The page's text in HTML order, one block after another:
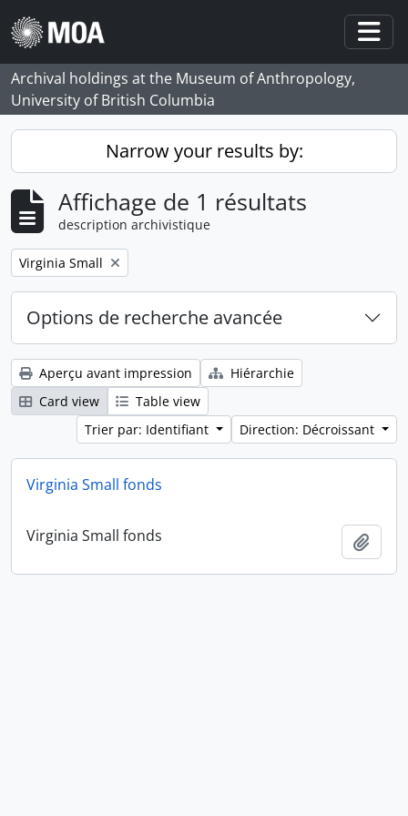
Skip to main content
Archival holdings at the Museum of Anthropology,
University of British Columbia
Narrow your results by:
Affichage de 1 résultats
description archivistique
Remove filter:
Virginia Small
Options de recherche avancée
Aperçu avant impression
Hiérarchie
Card view
Table view
Trier par: Identifiant
Direction: Décroissant
Virginia Small fonds
Virginia Small fonds